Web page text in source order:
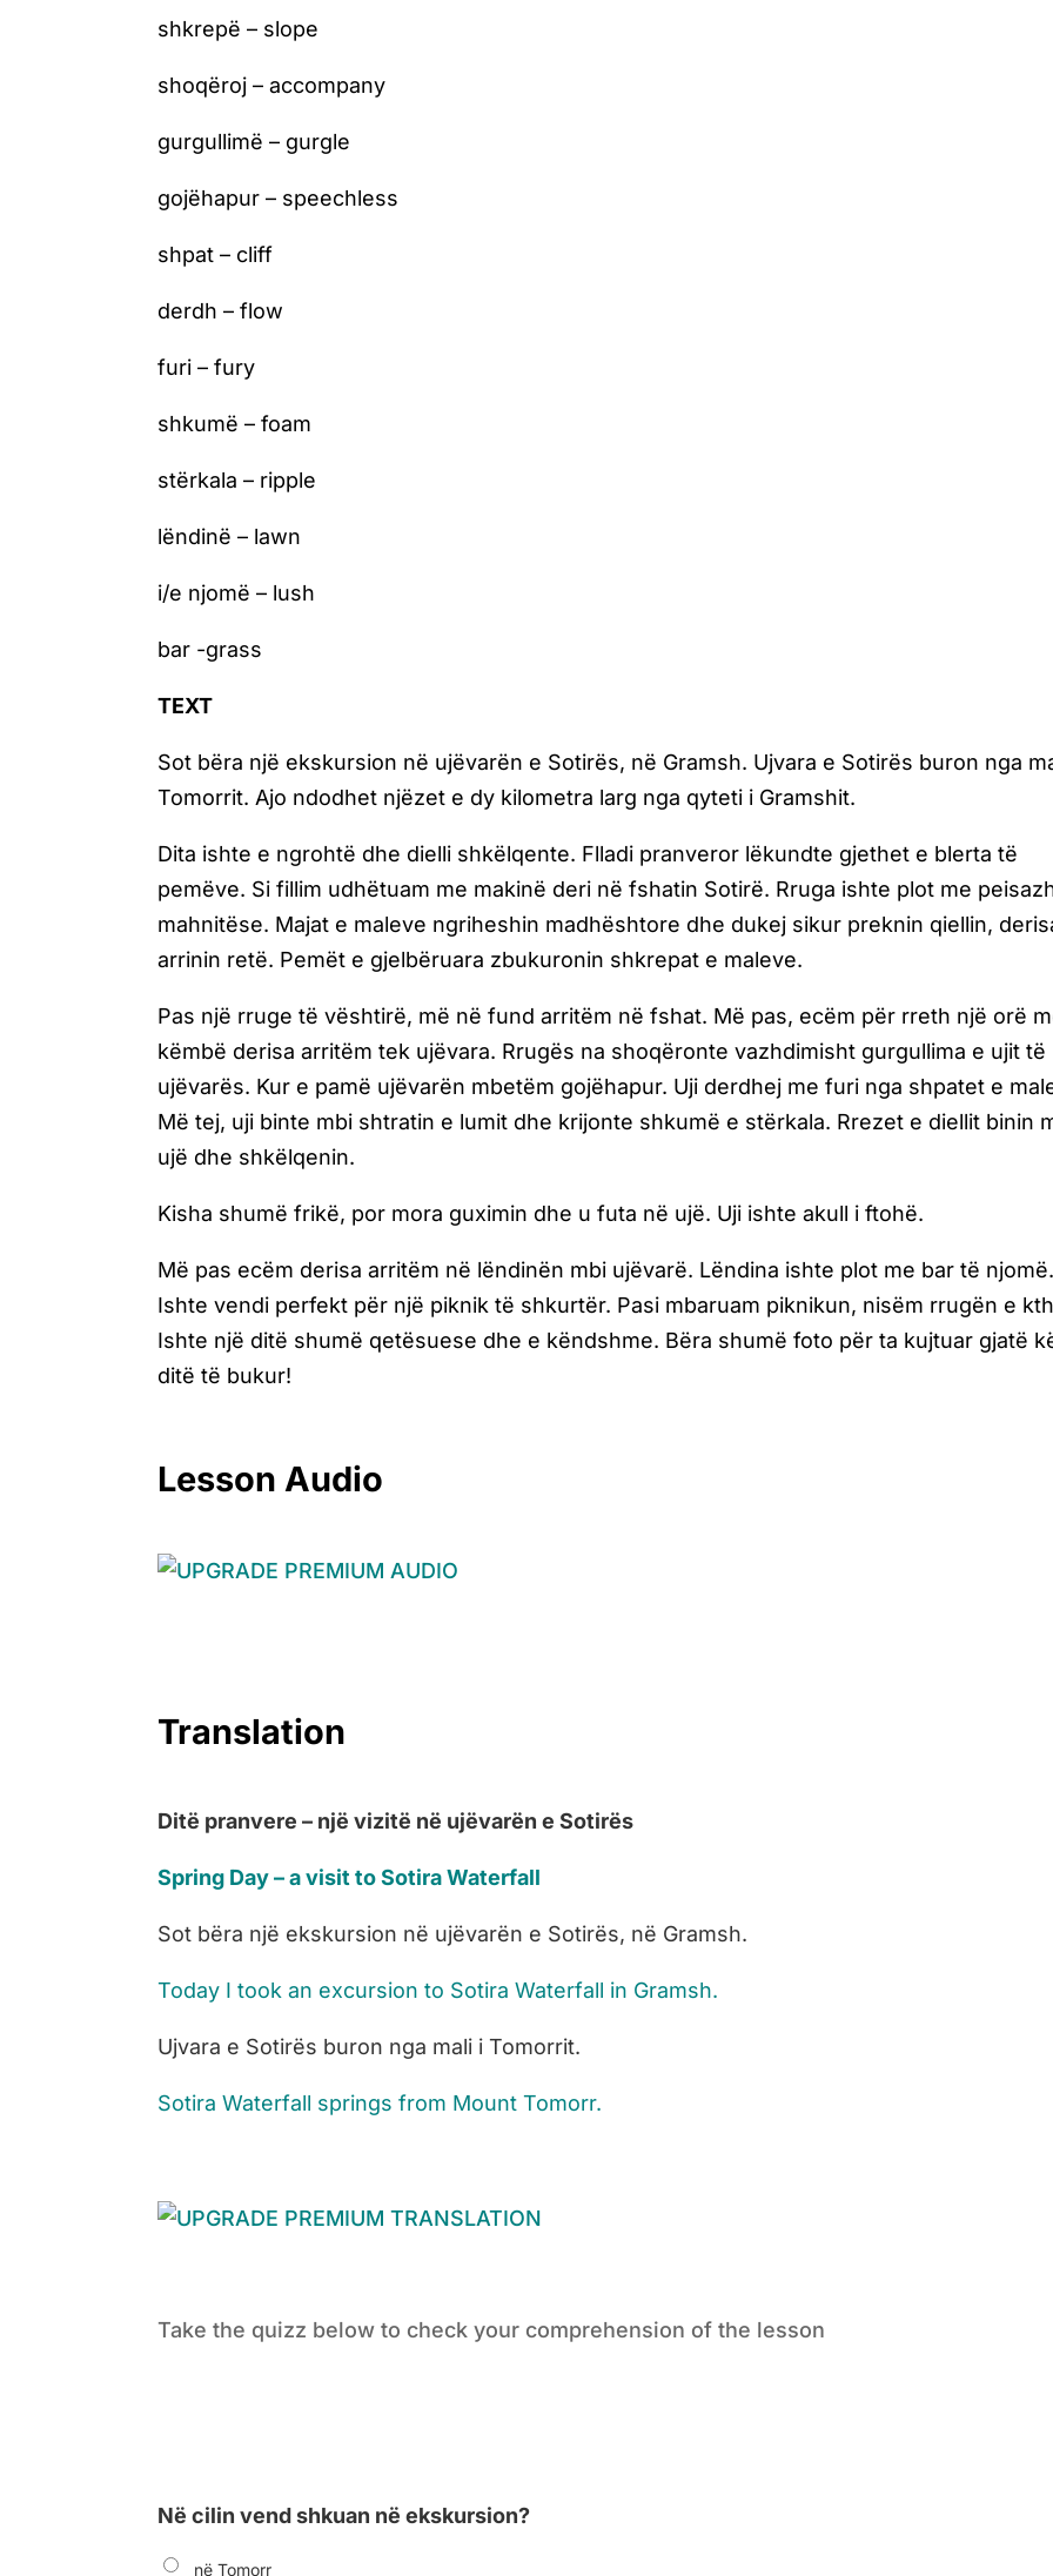
shkrepë – slope
shoqëroj – accompany
gurgullimë – gurgle
gojëhapur – speechless
shpat – cliff
derdh – flow
furi – fury
shkumë – foam
stërkala – ripple
lëndinë – lawn
i/e njomë – lush
bar -grass
TEXT
Sot bëra një ekskursion në ujëvarën e Sotirës, në Gramsh. Ujvara e Sotirës buron nga
Tomorrit. Ajo ndodhet njëzet e dy kilometra larg nga qyteti i Gramshit.
Dita ishte e ngrohtë dhe dielli shkëlqente. Flladi pranveror lëkundte gjethet e blerta të
pemëve. Si fillim udhëtuam me makinë deri në fshatin Sotirë. Rruga ishte plot me
mahnitëse. Majat e maleve ngriheshin madhështore dhe dukej sikur preknin qiellin,
arrinin retë. Pemët e gjelbëruara zbukuronin shkrepat e maleve.
Pas një rruge të vështirë, më në fund arritëm në fshat. Më pas, ecëm për rreth një orë
këmbë derisa arritëm tek ujëvara. Rrugës na shoqëronte vazhdimisht gurgullima e ujit të
ujëvarës. Kur e pamë ujëvarën mbetëm gojëhapur. Uji derdhej me furi nga shpatet e
Më tej, uji binte mbi shtratin e lumit dhe krijonte shkumë e stërkala. Rrezet e diellit binin
ujë dhe shkëlqenin.
Kisha shumë frikë, por mora guximin dhe u futa në ujë. Uji ishte akull i ftohë.
Më pas ecëm derisa arritëm në lëndinën mbi ujëvarë. Lëndina ishte plot me bar të njomë.
Ishte vendi perfekt për një piknik të shkurtër. Pasi mbaruam piknikun, nisëm rrugën e
Ishte një ditë shumë qetësuese dhe e këndshme. Bëra shumë foto për ta kujtuar gjatë
ditë të bukur!
Lesson Audio
Translation
Ditë pranvere – një vizitë në ujëvarën e Sotirës
Spring Day – a visit to Sotira Waterfall
Sot bëra një ekskursion në ujëvarën e Sotirës, në Gramsh.
Today I took an excursion to Sotira Waterfall in Gramsh.
Ujvara e Sotirës buron nga mali i Tomorrit.
Sotira Waterfall springs from Mount Tomorr.
Take the quizz below to check your comprehension of the lesson
Në cilin vend shkuan në ekskursion?
në Tomorr